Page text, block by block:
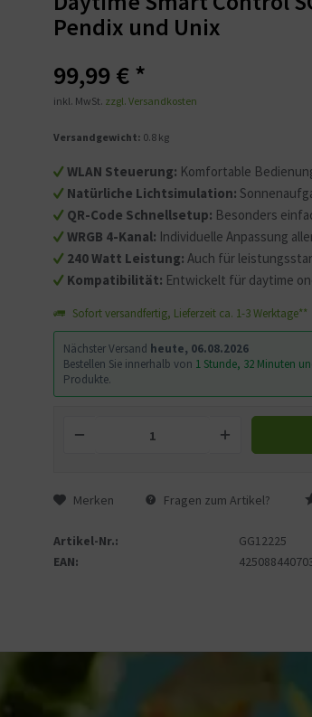
Pendix und Unix
WLAN Steuerung: Komfortable
Natürliche Lichtsimulation:
QR-Code Schnellsetup: Besonders
WRGB 4-Kanal: Individuelle Anpassung
240 Watt Leistung: Auch für
Kompatibilität: Entwickelt für daytime
99,99 € *
inkl. MwSt. zzgl. Versandkosten
Versandgewicht: 0.8 kg
Sofort versandfertig, Lieferzeit ca. 1-3 Werktage**
Nächster Versand heute, 06.08.2026
Bestellen Sie innerhalb von 1 Stunde, 32 Minuten
Produkte.
Merken Fragen zum Artikel?
Artikel-Nr.:
GG12225
EAN: